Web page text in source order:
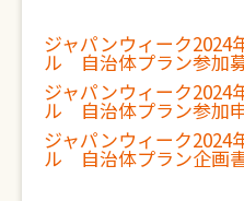
ジャパンウィーク2024
ル 自治体プラン参加
ジャパンウィーク2024
ル 自治体プラン参加
ジャパンウィーク2024
ル 自治体プラン企画書